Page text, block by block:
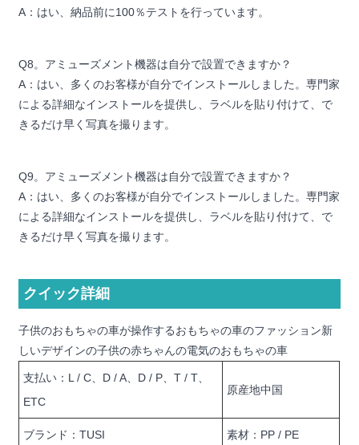
A：はい、納品前に100％テストを行っています。
Q8。アミューズメント機器は自分で設置できますか？
A：はい、多くのお客様が自分でインストールしました。専門家
による詳細なインストールを提供し、ラベルを貼り付けて、で
きるだけ早く写真を撮ります。
Q9。アミューズメント機器は自分で設置できますか？
A：はい、多くのお客様が自分でインストールしました。専門家
による詳細なインストールを提供し、ラベルを貼り付けて、で
きるだけ早く写真を撮ります。
クイック詳細
子供のおもちゃの車が操作するおもちゃの車のファッション新
しいデザインの子供の赤ちゃんの電気のおもちゃの車
支払い：L / C、D / A、D / P、T / T、
ETC
原産地中国
ブランド：TUSI 素材：PP / PE